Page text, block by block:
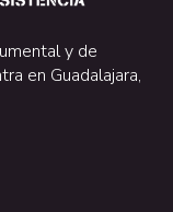
y de
en Guadalajara,